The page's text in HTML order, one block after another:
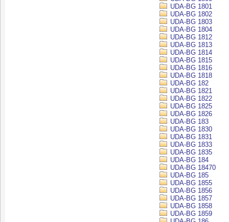
UDA-BG 1801
UDA-BG 1802
UDA-BG 1803
UDA-BG 1804
UDA-BG 1812
UDA-BG 1813
UDA-BG 1814
UDA-BG 1815
UDA-BG 1816
UDA-BG 1818
UDA-BG 182
UDA-BG 1821
UDA-BG 1822
UDA-BG 1825
UDA-BG 1826
UDA-BG 183
UDA-BG 1830
UDA-BG 1831
UDA-BG 1833
UDA-BG 1835
UDA-BG 184
UDA-BG 18470
UDA-BG 185
UDA-BG 1855
UDA-BG 1856
UDA-BG 1857
UDA-BG 1858
UDA-BG 1859